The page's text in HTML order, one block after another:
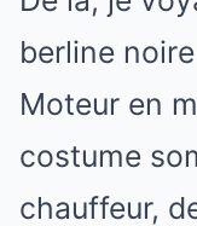
berline
Moteur en
costume
chauffeur,